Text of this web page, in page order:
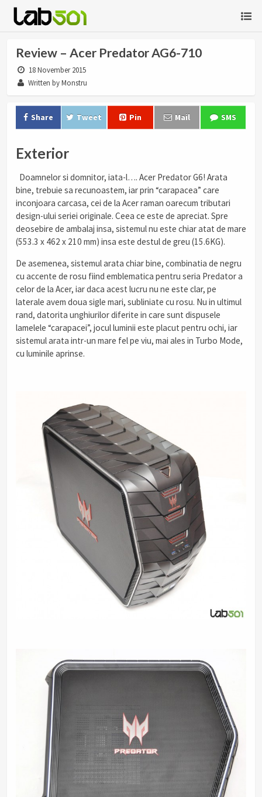
Review – Acer Predator AG6-710
18 November 2015
Written by Monstru
Share Tweet Pin Mail SMS
Exterior
Doamnelor si domnitor, iata-l…. Acer Predator G6! Arata
bine, trebuie sa recunoastem, iar prin “carapacea” care
inconjoara carcasa, cei de la Acer raman oarecum tributari
design-ului seriei originale. Ceea ce este de apreciat. Spre
deosebire de ambalaj insa, sistemul nu este chiar atat de mare
(553.3 x 462 x 210 mm) insa este destul de greu (15.6KG).
De asemenea, sistemul arata chiar bine, combinatia de negru
cu accente de rosu fiind emblematica pentru seria Predator a
celor de la Acer, iar daca acest lucru nu ne este clar, pe
laterale avem doua sigle mari, subliniate cu rosu. Nu in ultimul
rand, datorita unghiurilor diferite in care sunt dispusele
lamelele “carapacei”, jocul luminii este placut pentru ochi, iar
sistemul arata intr-un mare fel pe viu, mai ales in Turbo Mode,
cu luminile aprinse.